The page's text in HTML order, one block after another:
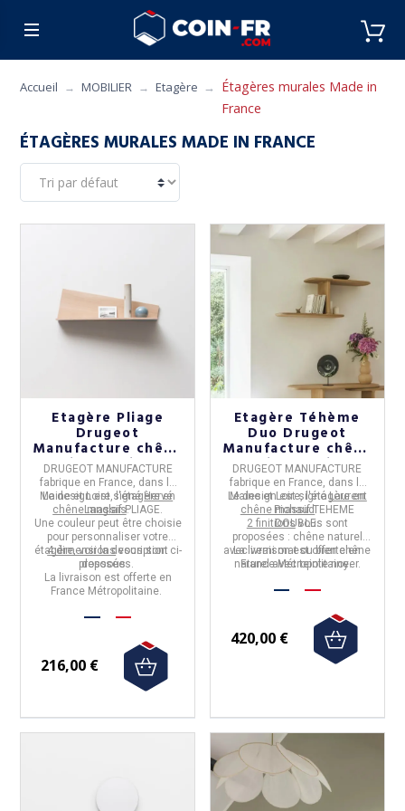
CUISINE MOBILIER
Accueil MOBILIER Etagère
Étagères murales Made in
France
ÉTAGÈRES MURALES MADE IN FRANCE
Etagère Pliage
Drugeot
Manufacture chêne
massif - 4 tailles 14
coloris
DRUGEOT MANUFACTURE
fabrique en France, dans le
Maine et Loire , l'étagèreen
chêne massifPLIAGE.
Le design est signéHervé
Langlais.
Une couleur peut être choisie
pour personnaliser votre
étagère, voir la description ci-
dessous.
4 dimensions vous sont
proposées.
La livraison est offerte en
France Métropolitaine.
216,00 €
Etagère Téhème
Duo Drugeot
Manufacture chêne
massif - 2 teintes
DRUGEOT MANUFACTURE
fabrique en France, dans le
Maine et Loire, l'étagèreen
chêne massifTEHEME
DOUBLE.
Le design est signéLaurent
Pichaud.
2 finitionsvous sont
proposées : chêne naturel
avec verni mat ou bien chêne
naturel avec teinte noyer.
La livraison est offerte en
France Métropolitaine.
420,00 €